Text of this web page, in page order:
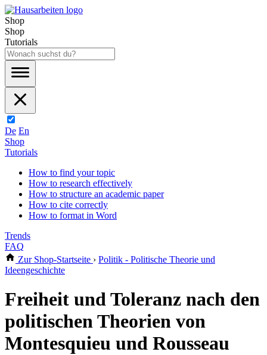
Shop
Shop
Tutorials
De En
Shop
Tutorials
How to find your topic
How to research effectively
How to structure an academic paper
How to cite correctly
How to format in Word
Trends
FAQ
Zur Shop-Startseite › Politik - Politische Theorie und
Ideengeschichte
Freiheit und Toleranz nach den
politischen Theorien von
Montesquieu und Rousseau